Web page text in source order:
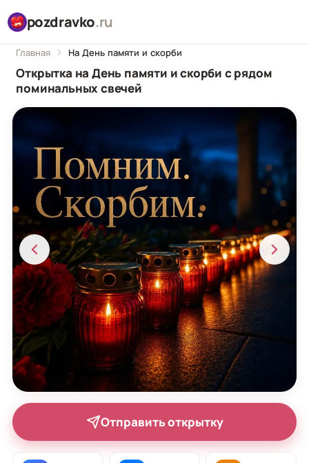
pozdravko.ru
Главная На День памяти и скорби
Открытка на День памяти и скорби с рядом
поминальных свечей
Отправить открытку